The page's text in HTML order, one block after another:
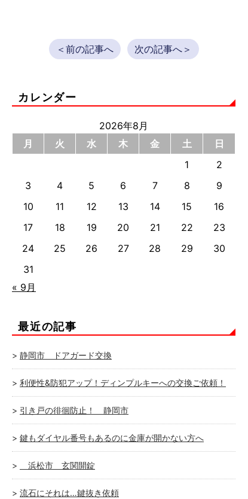
＜前の記事へ 次の記事へ＞
カレンダー
2026年8月
月
火 水 木 金 土
日
1
2
3
4 5 6 7 8
9
10
11 12 13 14 15
16
17
18 19 20 21 22
23
24
25 26 27 28 29
30
31
« 9月
最近の記事
静岡市 ドアガード交換
利便性&防犯アップ！ディンプルキーへの交換ご依頼！
引き戸の徘徊防止！ 静岡市
鍵もダイヤル番号もあるのに金庫が開かない方へ
浜松市 玄関開錠
流石にそれは…鍵抜き依頼